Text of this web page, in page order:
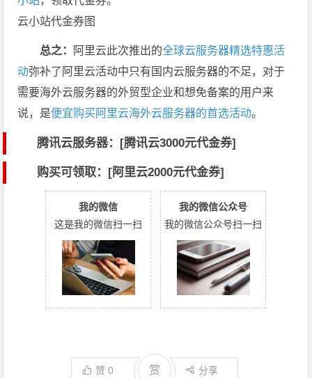
云小站代金券图
总之： 阿里云此次推出的全球云服务器精选特惠活
动弥补了阿里云活动中只有国内云服务器的不足，对于
需要海外云服务器的外贸型企业和想免备案的用户来
说，是便宜购买阿里云海外云服务器的首选活动。
腾讯云服务器：[腾讯云3000元代金券]
购买可领取：[阿里云2000元代金券]
我的微信
这是我的微信扫一扫
我的微信公众号
我的微信公众号扫一扫
赞0 赏 分享